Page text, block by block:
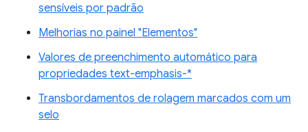
sensíveis por padrão
Melhorias no painel "Elementos"
Valores de preenchimento automático para
propriedades text-emphasis-*
Transbordamentos de rolagem marcados com um
selo